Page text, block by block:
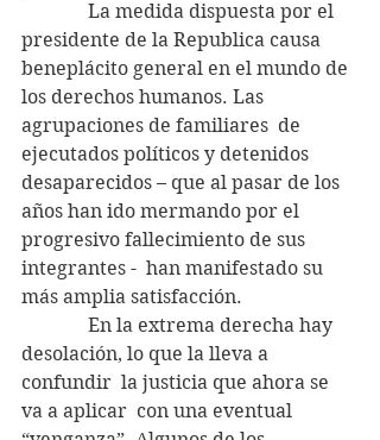
La medida dispuesta por el
presidente de la Republica causa
beneplácito general en el mundo de
los derechos humanos. Las
agrupaciones de familiares  de
ejecutados políticos y detenidos
desaparecidos – que al pasar de los
años han ido mermando por el
progresivo fallecimiento de sus
integrantes -  han manifestado su
más amplia satisfacción.
En la extrema derecha hay
desolación, lo que la lleva a
confundir  la justicia que ahora se
va a aplicar  con una eventual